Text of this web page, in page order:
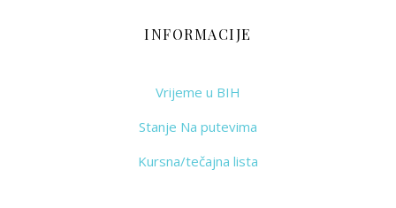
INFORMACIJE
Vrijeme u BIH
Stanje Na putevima
Kursna/tečajna lista